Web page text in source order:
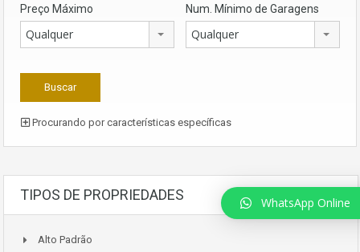
Preço Máximo
Qualquer
Num. Mínimo de Garagens
Qualquer
Procurando por características específicas
TIPOS DE PROPRIEDADES
Alto Padrão
WhatsApp Online